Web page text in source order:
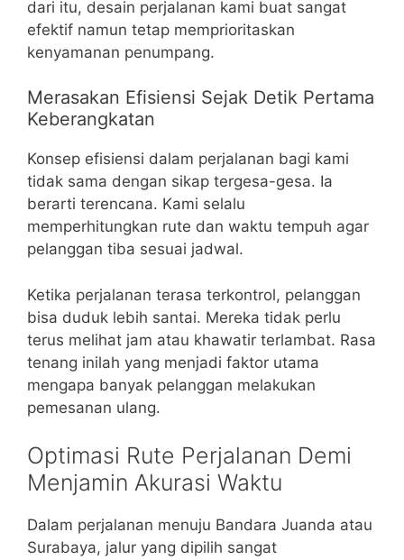
dari itu, desain perjalanan kami buat sangat
efektif namun tetap memprioritaskan
kenyamanan penumpang.
Merasakan Efisiensi Sejak Detik Pertama
Keberangkatan
Konsep efisiensi dalam perjalanan bagi kami
tidak sama dengan sikap tergesa-gesa. Ia
berarti terencana. Kami selalu
memperhitungkan rute dan waktu tempuh agar
pelanggan tiba sesuai jadwal.
Ketika perjalanan terasa terkontrol, pelanggan
bisa duduk lebih santai. Mereka tidak perlu
terus melihat jam atau khawatir terlambat. Rasa
tenang inilah yang menjadi faktor utama
mengapa banyak pelanggan melakukan
pemesanan ulang.
Optimasi Rute Perjalanan Demi
Menjamin Akurasi Waktu
Dalam perjalanan menuju Bandara Juanda atau
Surabaya, jalur yang dipilih sangat